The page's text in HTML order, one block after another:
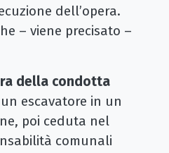
dell’opera.
– viene precisato –
della condotta
escavatore in un
poi ceduta nel
comunali